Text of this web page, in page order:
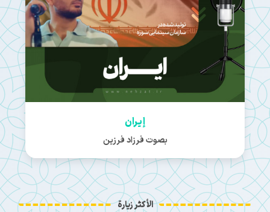
إيران
بصوت فرزاد فرزين
الأكثر زيارة